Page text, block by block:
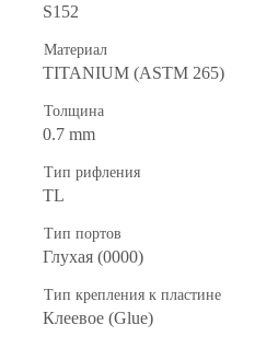
S152
Материал
TITANIUM (ASTM 265)
Толщина
0.7 mm
Тип рифления
TL
Тип портов
Глухая (0000)
Тип крепления к пластине
Клеевое (Glue)